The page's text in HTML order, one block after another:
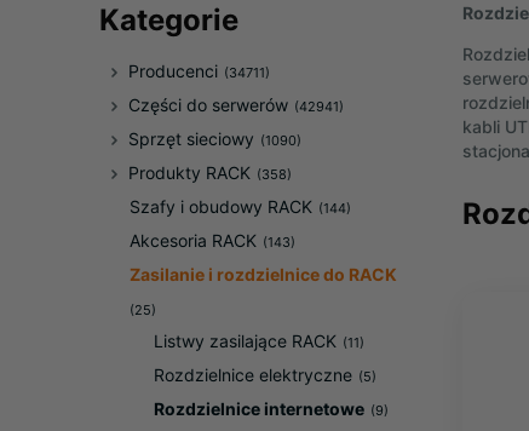
Kategorie
Producenci (34711)
Części do serwerów (42941)
Sprzęt sieciowy (1090)
Produkty RACK (358)
Szafy i obudowy RACK (144)
Akcesoria RACK (143)
Zasilanie i rozdzielnice do RACK
(25)
Listwy zasilające RACK (11)
Rozdzielnice elektryczne (5)
Rozdzielnice internetowe (9)
kabli